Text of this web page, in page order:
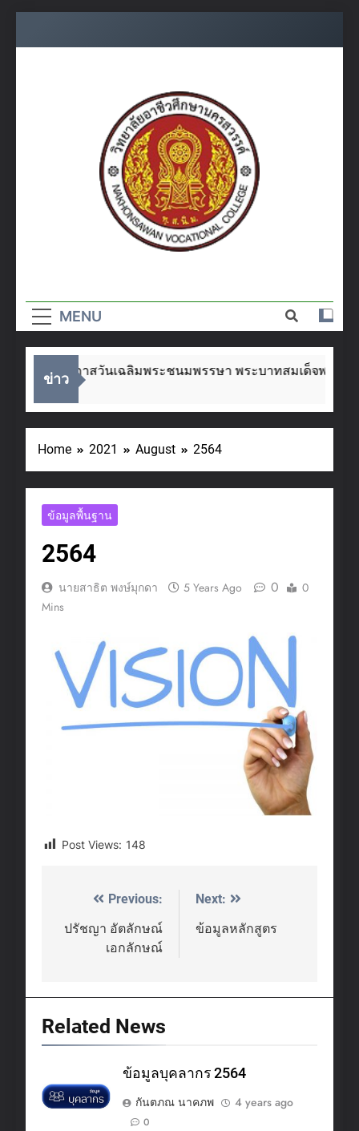
อาชีวศึกษา
นครสวรรค์
MENU
ข่าว
เนื่องในโอกาสวันเฉลิมพระชนมพรรษา พระบาทสมเด็จพระเจ้
Home 2021 August 2564
ข้อมูลพื้นฐาน
2564
นายสาธิต พงษ์มุกดา 5 Years Ago 0
0
Mins
Post Views: 148
Post
navigation
Previous:
ปรัชญา อัตลักษณ์
เอกลักษณ์
Next:
ข้อมูลหลักสูตร
Related News
ข้อมูลบุคลากร 2564
กันตภณ นาคภพ
4 years ago
0